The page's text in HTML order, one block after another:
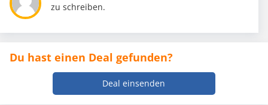
zu schreiben.
Du hast einen Deal gefunden?
Deal einsenden